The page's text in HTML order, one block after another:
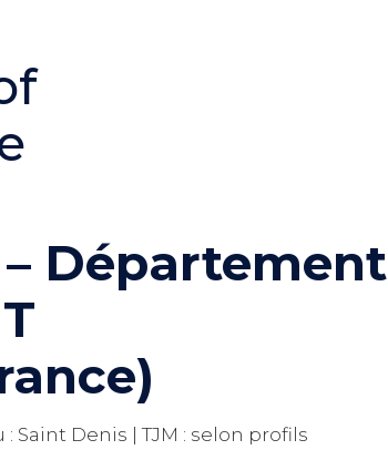
Département
Saint Denis | TJM : selon profils